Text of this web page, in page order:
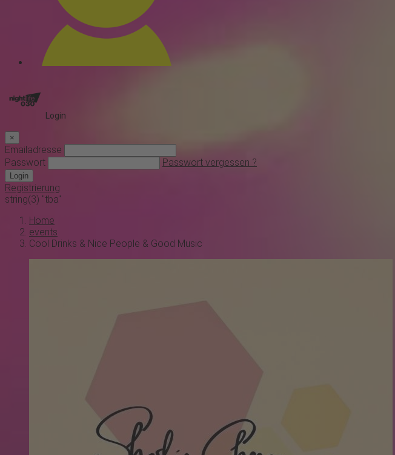
Login
×
Emailadresse
Passwort
Passwort vergessen ?
Login
Registrierung
string(3) "tba"
Home
events
Cool Drinks & Nice People & Good Music